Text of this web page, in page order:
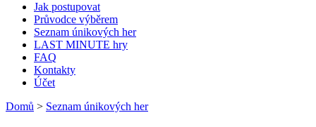
Jak postupovat
Průvodce výběrem
Seznam únikových her
LAST MINUTE hry
FAQ
Kontakty
Účet
Domů > Seznam únikových her